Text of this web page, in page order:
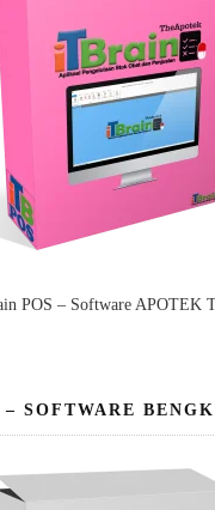
POS – Software APOTEK
SOFTWARE